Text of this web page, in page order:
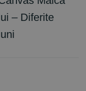
– Diferite